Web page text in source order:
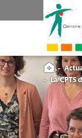
La CPTS